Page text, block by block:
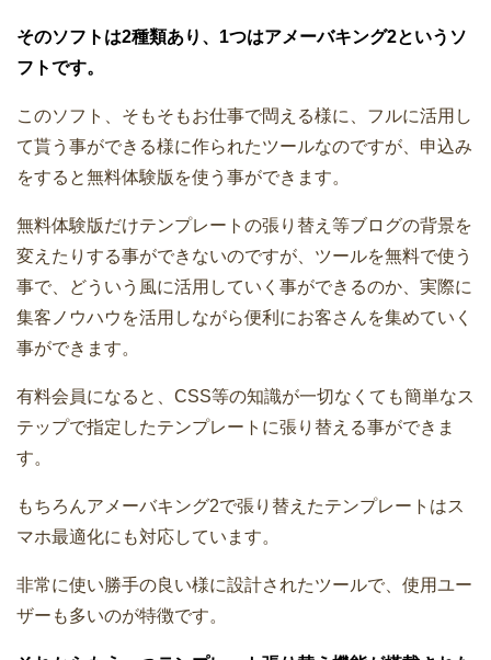
そのソフトは2種類あり、1つはアメーバキング2というソ
フトです。
このソフト、そもそもお仕事で閊える様に、フルに活用し
て貰う事ができる様に作られたツールなのですが、申込み
をすると無料体験版を使う事ができます。
無料体験版だけテンプレートの張り替え等ブログの背景を
変えたりする事ができないのですが、ツールを無料で使う
事で、どういう風に活用していく事ができるのか、実際に
集客ノウハウを活用しながら便利にお客さんを集めていく
事ができます。
有料会員になると、CSS等の知識が一切なくても簡単なス
テップで指定したテンプレートに張り替える事ができま
す。
もちろんアメーバキング2で張り替えたテンプレートはス
マホ最適化にも対応しています。
非常に使い勝手の良い様に設計されたツールで、使用ユー
ザーも多いのが特徴です。